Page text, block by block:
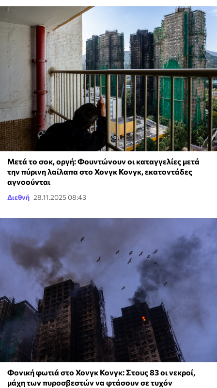
Μετά το σοκ, οργή: Φουντώνουν οι καταγγελίες μετά
την πύρινη λαίλαπα στο Χονγκ Κονγκ, εκατοντάδες
αγνοούνται
Διεθνή 28.11.2025 08:43
Φονική φωτιά στο Χονγκ Κονγκ: Στους 83 οι νεκροί,
μάχη των πυροσβεστών να φτάσουν σε τυχόν